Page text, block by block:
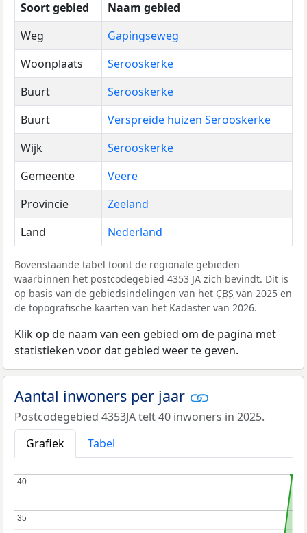
Soort gebied
Naam gebied
Weg
Gapingseweg
Woonplaats
Serooskerke
Buurt
Serooskerke
Buurt
Verspreide huizen Serooskerke
Wijk
Serooskerke
Gemeente
Veere
Provincie
Zeeland
Land
Nederland
Bovenstaande tabel toont de regionale gebieden
waarbinnen het postcodegebied 4353 JA zich bevindt. Dit is
op basis van de gebiedsindelingen van het CBS van 2025 en
de topografische kaarten van het Kadaster van 2026.
Klik op de naam van een gebied om de pagina met
statistieken voor dat gebied weer te geven.
Aantal inwoners per jaar
Postcodegebied 4353JA telt 40 inwoners in 2025.
Grafiek
Tabel
35
35
40
40